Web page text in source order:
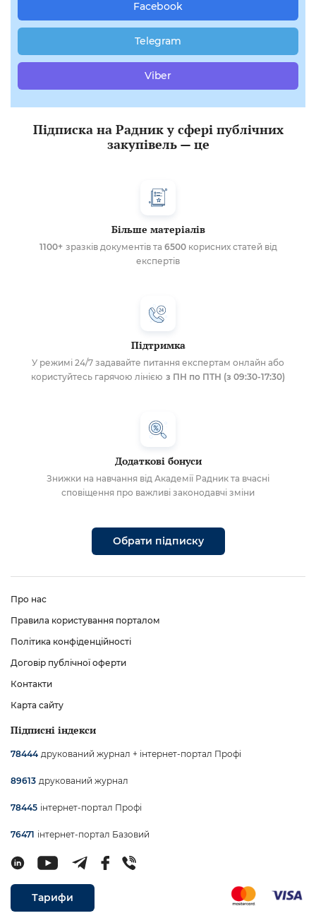
Facebook
Telegram
Viber
Підписка на Радник у сфері публічних
закупівель — це
Більше матеріалів
1100+ зразків документів та 6500корисних статей від
експертів
Підтримка
У режимі 24/7 задавайте питання експертам онлайн або
користуйтесь гарячою лінією з ПН по ПТН (з 09:30-17:30)
Додаткові бонуси
Знижки на навчання від Академії Радник та вчасні
сповіщення про важливі законодавчі зміни
Обрати підписку
Про нас
Правила користування порталом
Політика конфіденційності
Договір публічної оферти
Контакти
Карта сайту
Підписні індекси
78444 друкований журнал + інтернет-портал Профі
89613 друкований журнал
78445 інтернет-портал Профі
76471 інтернет-портал Базовий
Тарифи